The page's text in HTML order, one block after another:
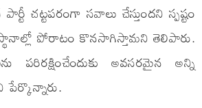
చట్టపరంగా సవాలు చేస్తుందని స్పష్టం
పోరాటం కొనసాగిస్తామని తెలిపారు.
పరిరక్షించేందుకు అవసరమైన అన్ని
పేర్కొన్నారు.